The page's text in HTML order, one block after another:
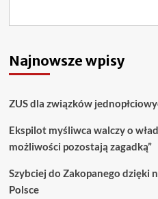
Najnowsze wpisy
ZUS dla związków
Ekspilot myśliwca walczy o
możliwości pozostają zagadką”
Szybciej do Zakopanego dzięki
Polsce